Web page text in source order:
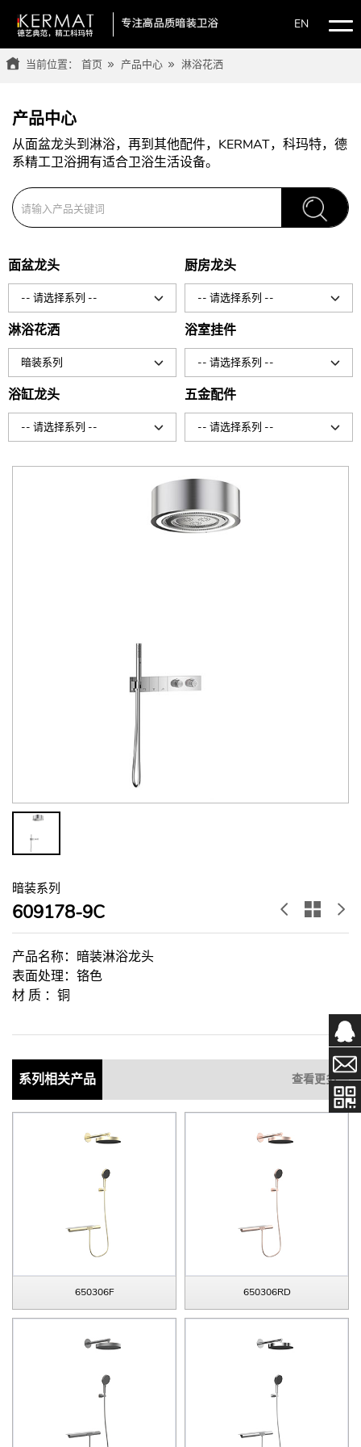
EN
当前位置： 首页 产品中心 淋浴花洒
产品中心
从面盆龙头到淋浴，再到其他配件，KERMAT，科玛特，德
系精工卫浴拥有适合卫浴生活设备。
面盆龙头
-- 请选择系列 --
厨房龙头
-- 请选择系列 --
淋浴花洒
暗装系列
浴室挂件
-- 请选择系列 --
浴缸龙头
-- 请选择系列 --
五金配件
-- 请选择系列 --
暗装系列
609178-9C
产品名称：暗装淋浴龙头
表面处理：铬色
材 质 ：铜
系列相关产品 查看更多
650306F 650306RD